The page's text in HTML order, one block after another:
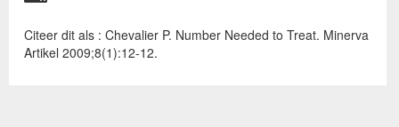
Citeer dit als : Chevalier P. Number Needed to Treat. Minerva
Artikel 2009;8(1):12-12.